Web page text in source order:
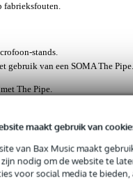
maakt gebruik van
van Bax Music maakt
nodig om de website te
voor social media te
fabrieksfouten.
stands.
gebruik van een SOMA The Pipe.
The Pipe.
je een SOMA
gebruik op het podium